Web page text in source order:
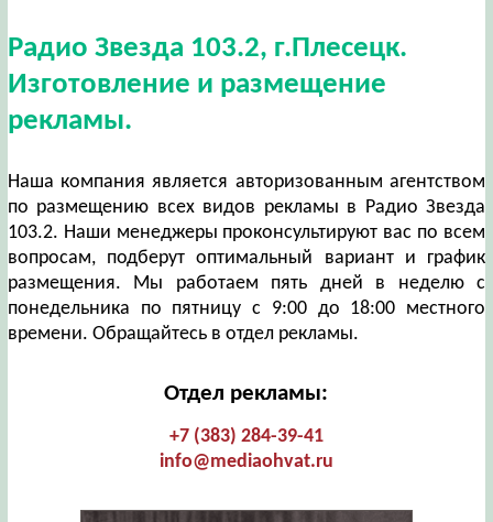
Радио Звезда 103.2, г.Плесецк.
Изготовление и размещение
рекламы.
Наша компания является авторизованным агентством
по размещению всех видов рекламы в Радио Звезда
103.2. Наши менеджеры проконсультируют вас по всем
вопросам, подберут оптимальный вариант и график
размещения. Мы работаем пять дней в неделю с
понедельника по пятницу с 9:00 до 18:00 местного
времени. Обращайтесь в отдел рекламы.
Отдел рекламы:
+7 (383) 284-39-41
info@mediaohvat.ru